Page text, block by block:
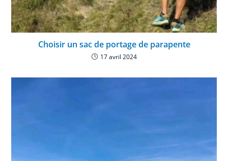
Choisir un sac de portage de parapente
17 avril 2024